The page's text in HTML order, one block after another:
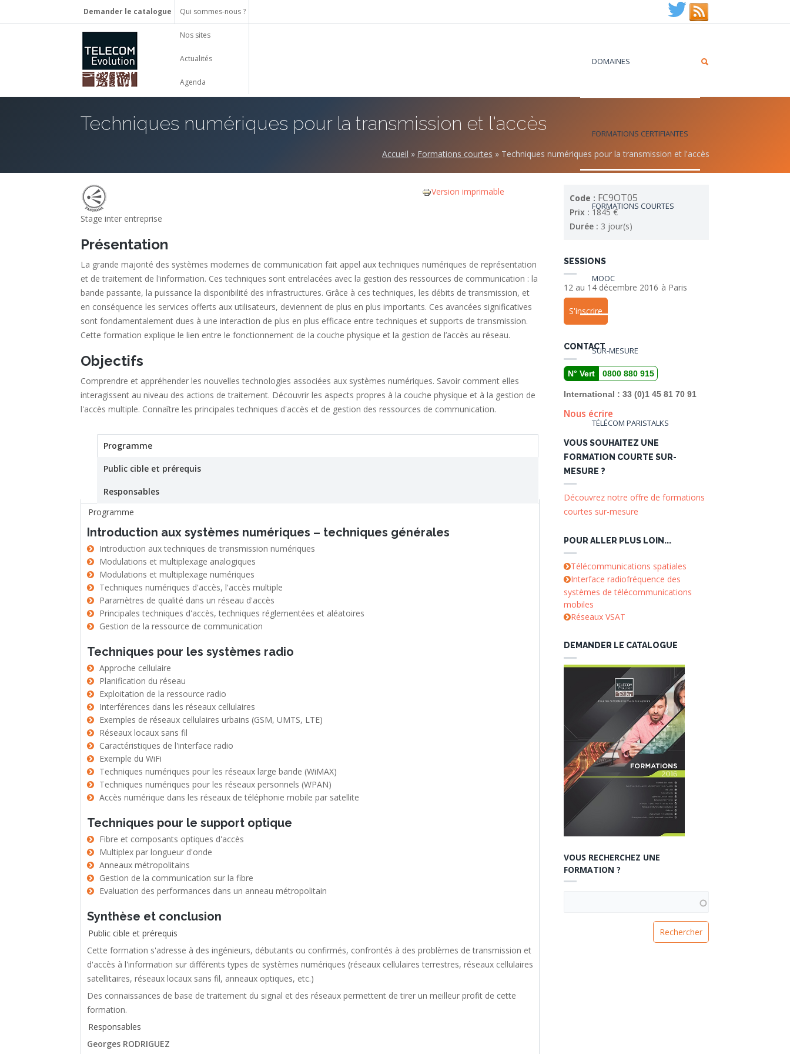
Demander le catalogue Qui sommes-nous ?
Nos sites
Actualités
Agenda
DOMAINES
FORMATIONS CERTIFIANTES
FORMATIONS COURTES
MOOC
SUR-MESURE
TÉLÉCOM PARISTALKS
Techniques numériques pour la transmission et l'accès
Accueil » Formations courtes » Techniques numériques pour la transmission et l'accès
Version imprimable
Stage inter entreprise
Présentation
La grande majorité des systèmes modernes de communication fait appel aux techniques numériques de représentation
et de traitement de l'information. Ces techniques sont entrelacées avec la gestion des ressources de communication : la
bande passante, la puissance la disponibilité des infrastructures. Grâce à ces techniques, les débits de transmission, et
en conséquence les services offerts aux utilisateurs, deviennent de plus en plus importants. Ces avancées significatives
sont fondamentalement dues à une interaction de plus en plus efficace entre techniques et supports de transmission.
Cette formation explique le lien entre le fonctionnement de la couche physique et la gestion de l’accès au réseau.
Objectifs
Comprendre et appréhender les nouvelles technologies associées aux systèmes numériques. Savoir comment elles
interagissent au niveau des actions de traitement. Découvrir les aspects propres à la couche physique et à la gestion de
l'accès multiple. Connaître les principales techniques d'accès et de gestion des ressources de communication.
StageProgramme
Public cible et prérequis
Responsables
Programme
Introduction aux systèmes numériques – techniques générales
Introduction aux techniques de transmission numériques
Modulations et multiplexage analogiques
Modulations et multiplexage numériques
Techniques numériques d'accès, l'accès multiple
Paramètres de qualité dans un réseau d'accès
Principales techniques d'accès, techniques réglementées et aléatoires
Gestion de la ressource de communication
Techniques pour les systèmes radio
Approche cellulaire
Planification du réseau
Exploitation de la ressource radio
Interférences dans les réseaux cellulaires
Exemples de réseaux cellulaires urbains (GSM, UMTS, LTE)
Réseaux locaux sans fil
Caractéristiques de l'interface radio
Exemple du WiFi
Techniques numériques pour les réseaux large bande (WiMAX)
Techniques numériques pour les réseaux personnels (WPAN)
Accès numérique dans les réseaux de téléphonie mobile par satellite
Techniques pour le support optique
Fibre et composants optiques d'accès
Multiplex par longueur d'onde
Anneaux métropolitains
Gestion de la communication sur la fibre
Evaluation des performances dans un anneau métropolitain
Synthèse et conclusion
Public cible et prérequis
Cette formation s'adresse à des ingénieurs, débutants ou confirmés, confrontés à des problèmes de transmission et
d'accès à l'information sur différents types de systèmes numériques (réseaux cellulaires terrestres, réseaux cellulaires
satellitaires, réseaux locaux sans fil, anneaux optiques, etc.)
Des connaissances de base de traitement du signal et des réseaux permettent de tirer un meilleur profit de cette
formation.
Responsables
Georges RODRIGUEZ
Code : FC9OT05
Prix : 1845 €
Durée : 3 jour(s)
SESSIONS
12 au 14 décembre 2016 à Paris
S'inscrire
CONTACT
N° Vert 0800 880 915
International : 33 (0)1 45 81 70 91
Nous écrire
VOUS SOUHAITEZ UNE
FORMATION COURTE SUR-
MESURE ?
Découvrez notre offre de formations
courtes sur-mesure
POUR ALLER PLUS LOIN...
Télécommunications spatiales
Interface radiofréquence des
systèmes de télécommunications
mobiles
Réseaux VSAT
DEMANDER LE CATALOGUE
VOUS RECHERCHEZ UNE
FORMATION ?
VOUS RECHERCHEZ UNE FORMATION ?